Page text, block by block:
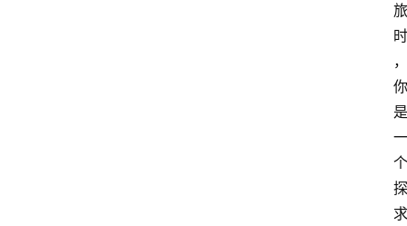
旅
时
，
你
是
一
个
探
求